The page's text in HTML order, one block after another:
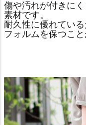
傷や汚れが付きに
素材です。
耐久性に優れてい
フォルムを保つこと